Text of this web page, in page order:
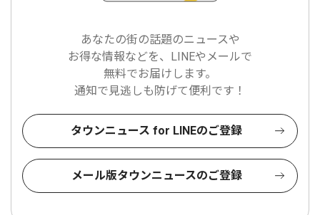
あなたの街の話題のニュースや
お得な情報などを、LINEやメールで
無料でお届けします。
通知で見逃しも防げて便利です！
タウンニュース for LINEのご登録
メール版タウンニュースのご登録